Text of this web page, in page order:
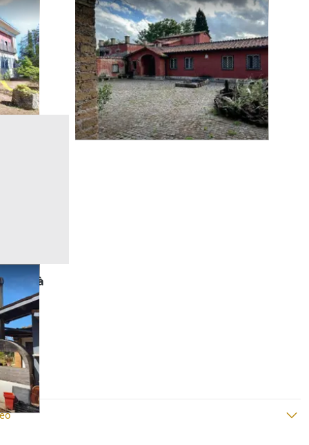
Asta Villa con parco, piscina e
pertinenze
Roma (Roma)
Offerta minima
3.170.202 €
23/10/2026